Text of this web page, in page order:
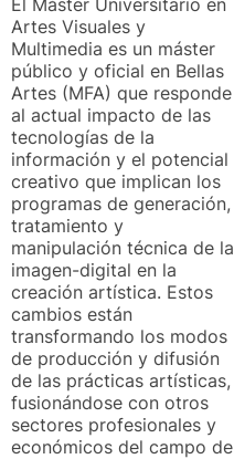
Artes Visuales y
Multimedia es un máster
público y oficial en Bellas
Artes (MFA) que responde
al actual impacto de las
tecnologías de la
información y el potencial
creativo que implican los
programas de generación,
tratamiento y
manipulación técnica de la
imagen-digital en la
creación artística. Estos
cambios están
transformando los modos
de producción y difusión
de las prácticas artísticas,
fusionándose con otros
sectores profesionales y
económicos del campo de
imagen, lo visual, toma un
papel relevante, cada vez
más importante. En este
nuevo contexto, aparece
la figura del artista como
investigador/a, integrado
en equipos
interdisciplinares, como
productor de innovación,
con capacidad para incidir
directamente en el
desarrollo de las
sociedades
contemporáneas del
conocimiento. Por todo
ello, la orientación del
máster es académica e